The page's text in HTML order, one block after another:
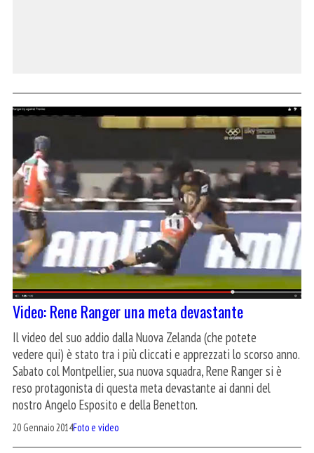
Video: Rene Ranger una meta devastante
Il video del suo addio dalla Nuova Zelanda (che potete
vedere qui) è stato tra i più cliccati e apprezzati lo scorso anno.
Sabato col Montpellier, sua nuova squadra, Rene Ranger si è
reso protagonista di questa meta devastante ai danni del
nostro Angelo Esposito e della Benetton.
20 Gennaio 2014Foto e video